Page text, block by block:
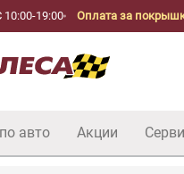
19:00 Оплата за
авто Акции